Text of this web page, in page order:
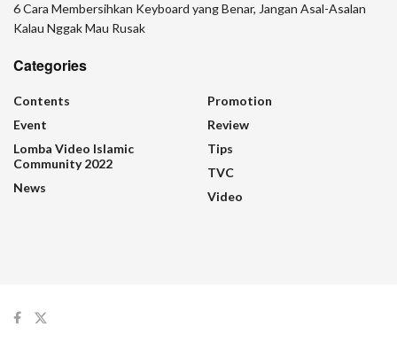
6 Cara Membersihkan Keyboard yang Benar, Jangan Asal-Asalan
Kalau Nggak Mau Rusak
Categories
Contents
Event
Lomba Video Islamic
Community 2022
News
Promotion
Review
Tips
TVC
Video